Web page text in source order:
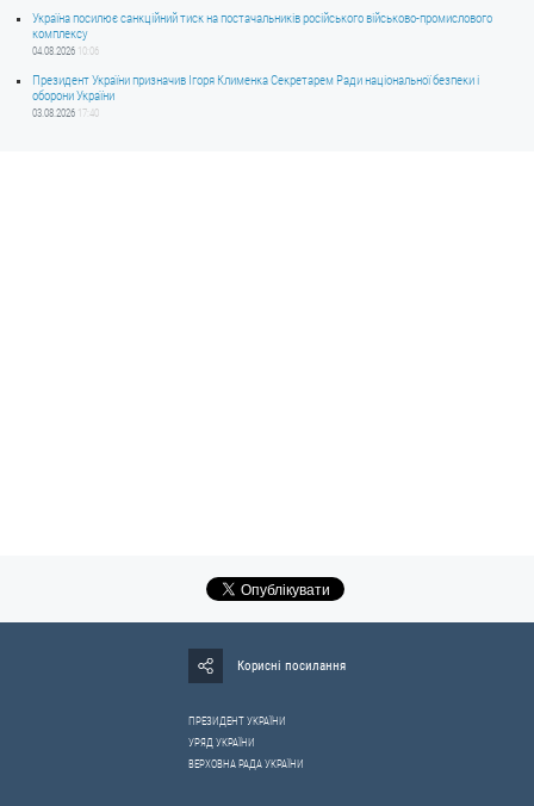
Україна посилює санкційний тиск на постачальників російського військово-промислового
комплексу
04.08.2026 10:06
Президент України призначив Ігоря Клименка Секретарем Ради національної безпеки і
оборони України
03.08.2026 17:40
Корисні посилання
ПРЕЗИДЕНТ УКРАЇНИ
УРЯД УКРАЇНИ
ВЕРХОВНА РАДА УКРАЇНИ